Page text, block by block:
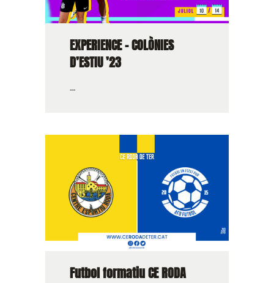
EXPERIENCE – COLÒNIES
D’ESTIU ’23
...
Futbol formatiu CE RODA